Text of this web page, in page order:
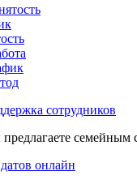
сотрудников
семейным
онлайн